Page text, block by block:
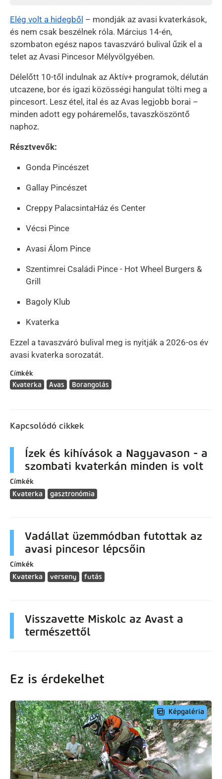
Elég volt a hidegből – mondják az avasi kvaterkások,
és nem csak beszélnek róla. Március 14-én,
szombaton egész napos tavaszváró bulival űzik el a
telet az Avasi Pincesor Mélyvölgyében.
Délelőtt 10-től indulnak az Aktív+ programok, délután
utcazene, bor és igazi közösségi hangulat tölti meg a
pincesort. Lesz étel, ital és az Avas legjobb borai –
minden adott egy poháremelős, tavaszköszöntő
naphoz.
Résztvevők:
Gonda Pincészet
Gallay Pincészet
Creppy PalacsintaHáz és Center
Vécsi Pince
Avasi Álom Pince
Szentimrei Családi Pince - Hot Wheel Burgers &
Grill
Bagoly Klub
Kvaterka
Ezzel a tavaszváró bulival meg is nyitják a 2026-os év
avasi kvaterka sorozatát.
Címkék
Kvaterka
Avas Borangolás
Kapcsolódó cikkek
Ízek és kihívások a Nagyavason - a
szombati kvaterkán minden is volt
Címkék
Kvaterka
gasztronómia
Vadállat üzemmódban futottak az
avasi pincesor lépcsőin
Címkék
Kvaterka
verseny futás
Visszavette Miskolc az Avast a
természettől
Ez is érdekelhet
Képgaléria